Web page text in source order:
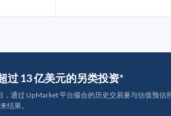
过 13 亿美元的另类投资*
，通过 UpMarket 平台撮合的历史交易量与估值预
结果。